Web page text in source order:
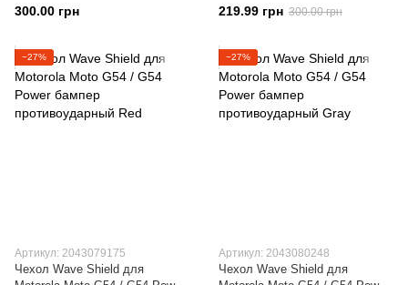
бампер противоударный Black
300.00 грн
бампер противоударный Blue
219.99 грн 300.00 грн
−27%
Артикул: 2043079175
Чехол Wave Shield для
−27%
Артикул: 2043080248
Чехол Wave Shield для